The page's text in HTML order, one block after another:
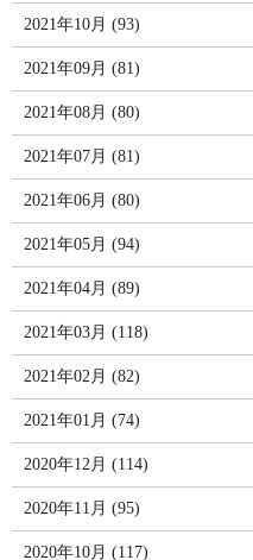
2021年10月 (93)
2021年09月 (81)
2021年08月 (80)
2021年07月 (81)
2021年06月 (80)
2021年05月 (94)
2021年04月 (89)
2021年03月 (118)
2021年02月 (82)
2021年01月 (74)
2020年12月 (114)
2020年11月 (95)
2020年10月 (117)